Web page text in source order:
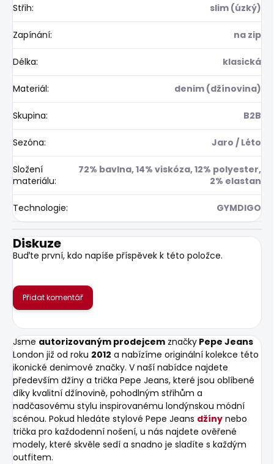
Střih: slim (úzký)
Zapínání: na zip
Délka: klasická
Materiál: denim (džínovina)
Skupina: B2B
Sezóna: Jaro / Léto
Složení
materiálu:
72% bavlna, 14% viskóza, 12% polyester,
2% elastan
Technologie: GYMDIGO
Diskuze
Buďte první, kdo napíše příspěvek k této položce.
Přidat komentář
Jsme autorizovaným prodejcem značky Pepe Jeans
London již od roku 2012 a nabízíme originální kolekce této
ikonické denimové značky. V naší nabídce najdete
především džíny a trička Pepe Jeans, které jsou oblíbené
díky kvalitní džínovině, pohodlným střihům a
nadčasovému stylu inspirovanému londýnskou módní
scénou. Pokud hledáte stylové Pepe Jeans džíny nebo
trička pro každodenní nošení, u nás najdete ověřené
modely, které skvěle sedí a snadno je sladíte s každým
outfitem.